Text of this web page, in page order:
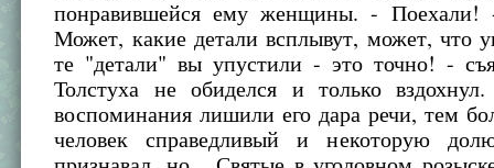
понравившейся ему женщины. - Поехали!
Может, какие детали всплывут, может, что
те "детали" вы упустили - это точно! -
Толстуха не обиделся и только
воспоминания лишили его дара речи, тем
человек справедливый и некоторую